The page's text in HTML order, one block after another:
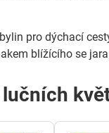
pro dýchací
blížícího se